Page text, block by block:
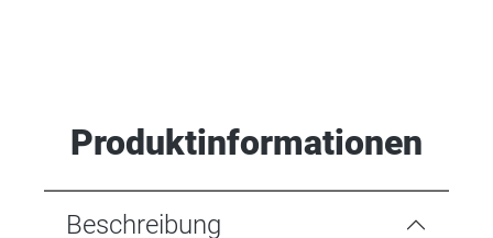
Produktinformationen
Beschreibung